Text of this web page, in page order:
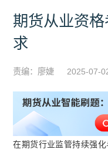
期货从业资
求
责编：廖婕 2025-07-
在期货行业监管持续强